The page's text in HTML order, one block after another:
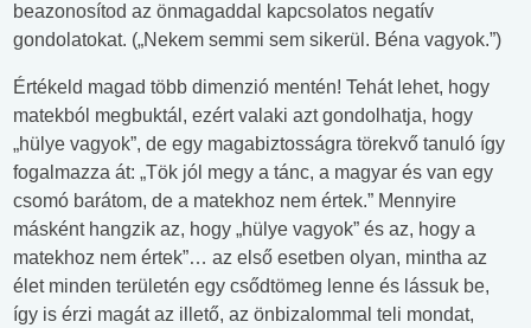
beazonosítod az önmagaddal kapcsolatos negatív
gondolatokat. („Nekem semmi sem sikerül. Béna vagyok.”)
Értékeld magad több dimenzió mentén! Tehát lehet, hogy
matekból megbuktál, ezért valaki azt gondolhatja, hogy
„hülye vagyok”, de egy magabiztosságra törekvő tanuló így
fogalmazza át: „Tök jól megy a tánc, a magyar és van egy
csomó barátom, de a matekhoz nem értek.” Mennyire
másként hangzik az, hogy „hülye vagyok” és az, hogy a
matekhoz nem értek”… az első esetben olyan, mintha az
élet minden területén egy csődtömeg lenne és lássuk be,
így is érzi magát az illető, az önbizalommal teli mondat,